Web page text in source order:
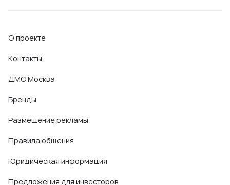
О проекте
Контакты
ДМС Москва
Бренды
Размещение рекламы
Правила общения
Юридическая информация
Предложения для инвесторов